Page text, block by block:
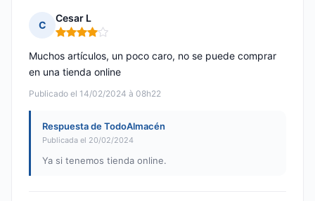
C
Cesar L
Nota: 4 de 5
Publicado el 14/02/2024 à 08h22
Muchos artículos, un poco caro, no se puede comprar
en una tienda online
Respuesta de TodoAlmacén
Publicada el 20/02/2024
Ya si tenemos tienda online.